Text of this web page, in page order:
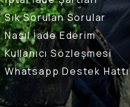
Sık Sorulan Sorular
Nasıl İade Ederim
Kullanıcı Sözleşmesi
Whatsapp Destek Hattı